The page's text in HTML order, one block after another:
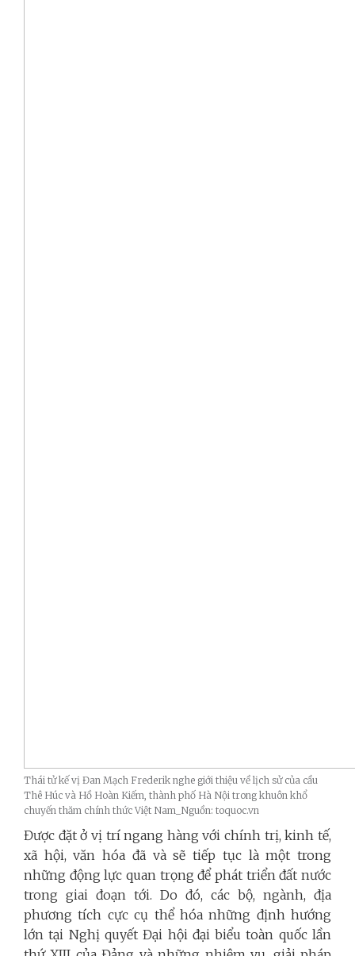
Thái tử kế vị Đan Mạch Frederik nghe giới thiệu về lịch sử của cầu
Thê Húc và Hồ Hoàn Kiếm, thành phố Hà Nội trong khuôn khổ
chuyến thăm chính thức Việt Nam_Nguồn: toquoc.vn
Được đặt ở vị trí ngang hàng với chính trị, kinh tế,
xã hội, văn hóa đã và sẽ tiếp tục là một trong
những động lực quan trọng để phát triển đất nước
trong giai đoạn tới. Do đó, các bộ, ngành, địa
phương tích cực cụ thể hóa những định hướng
lớn tại Nghị quyết Đại hội đại biểu toàn quốc lần